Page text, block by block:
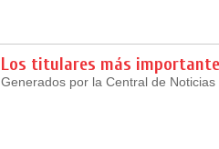
Los titulares más
Generados por la Central de Noticias